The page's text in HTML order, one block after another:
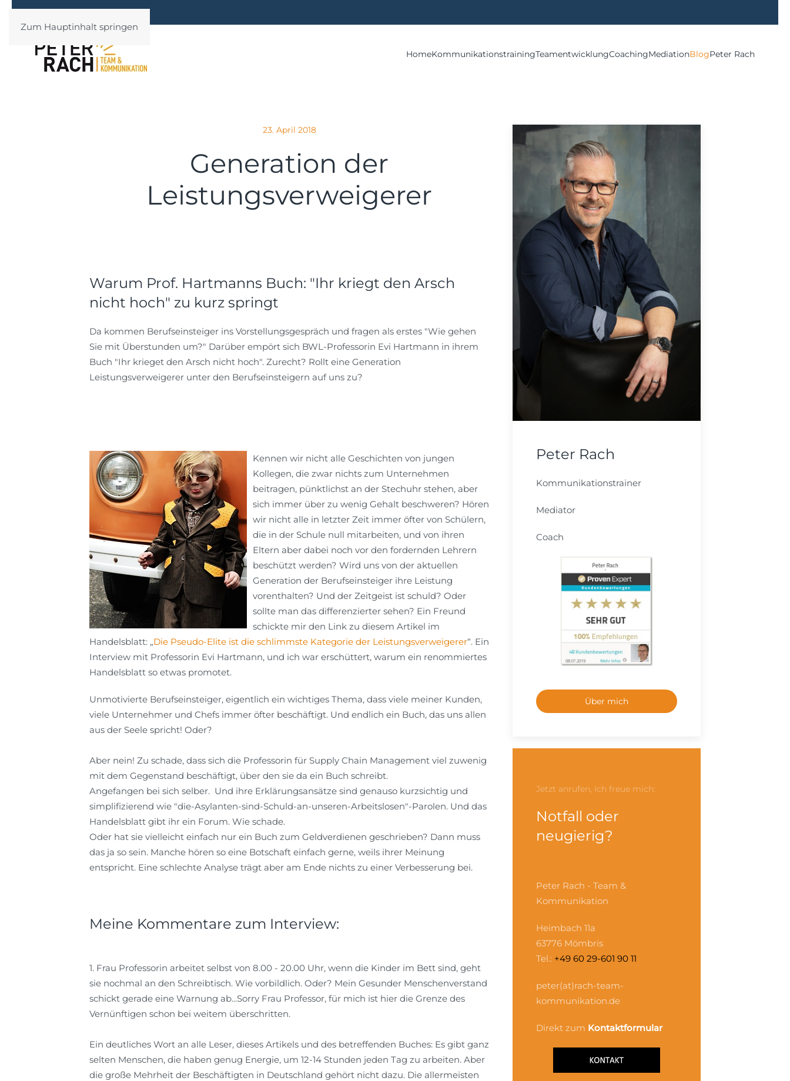
Zum Hauptinhalt springen
HomeKommunikationstrainingTeamentwicklungCoachingMediationBlogPeter Rach
23. April 2018
Generation der
Leistungsverweigerer
Warum Prof. Hartmanns Buch: "Ihr kriegt den Arsch
nicht hoch" zu kurz springt
Da kommen Berufseinsteiger ins Vorstellungsgespräch und fragen als erstes "Wie gehen
Sie mit Überstunden um?" Darüber empört sich BWL-Professorin Evi Hartmann in ihrem
Buch "Ihr krieget den Arsch nicht hoch". Zurecht? Rollt eine Generation
Leistungsverweigerer unter den Berufseinsteigern auf uns zu?
Kennen wir nicht alle Geschichten von jungen
Kollegen, die zwar nichts zum Unternehmen
beitragen, pünktlichst an der Stechuhr stehen, aber
sich immer über zu wenig Gehalt beschweren? Hören
wir nicht alle in letzter Zeit immer öfter von Schülern,
die in der Schule null mitarbeiten, und von ihren
Eltern aber dabei noch vor den fordernden Lehrern
beschützt werden? Wird uns von der aktuellen
Generation der Berufseinsteiger ihre Leistung
vorenthalten? Und der Zeitgeist ist schuld? Oder
sollte man das differenzierter sehen? Ein Freund
schickte mir den Link zu diesem Artikel im
Handelsblatt: „Die Pseudo-Elite ist die schlimmste Kategorie der Leistungsverweigerer“. Ein
Interview mit Professorin Evi Hartmann, und ich war erschüttert, warum ein renommiertes
Handelsblatt so etwas promotet.
Unmotivierte Berufseinsteiger, eigentlich ein wichtiges Thema, dass viele meiner Kunden,
viele Unternehmer und Chefs immer öfter beschäftigt. Und endlich ein Buch, das uns allen
aus der Seele spricht! Oder?
Aber nein! Zu schade, dass sich die Professorin für Supply Chain Management viel zuwenig
mit dem Gegenstand beschäftigt, über den sie da ein Buch schreibt.
Angefangen bei sich selber. Und ihre Erklärungsansätze sind genauso kurzsichtig und
simplifizierend wie "die-Asylanten-sind-Schuld-an-unseren-Arbeitslosen"-Parolen. Und das
Handelsblatt gibt ihr ein Forum. Wie schade.
Oder hat sie vielleicht einfach nur ein Buch zum Geldverdienen geschrieben? Dann muss
das ja so sein. Manche hören so eine Botschaft einfach gerne, weils ihrer Meinung
entspricht. Eine schlechte Analyse trägt aber am Ende nichts zu einer Verbesserung bei.
Meine Kommentare zum Interview:
1. Frau Professorin arbeitet selbst von 8.00 - 20.00 Uhr, wenn die Kinder im Bett sind, geht
sie nochmal an den Schreibtisch. Wie vorbildlich. Oder? Mein Gesunder Menschenverstand
schickt gerade eine Warnung ab...Sorry Frau Professor, für mich ist hier die Grenze des
Vernünftigen schon bei weitem überschritten.
Ein deutliches Wort an alle Leser, dieses Artikels und des betreffenden Buches: Es gibt ganz
selten Menschen, die haben genug Energie, um 12-14 Stunden jeden Tag zu arbeiten. Aber
die große Mehrheit der Beschäftigten in Deutschland gehört nicht dazu. Die allermeisten
Peter Rach
Kommunikationstrainer
Mediator
Coach
Über mich
Jetzt anrufen, Ich freue mich:
Notfall oder
neugierig?
Peter Rach - Team &
Kommunikation
Heimbach 11a
63776 Mömbris
Tel.: +49 60 29-601 90 11
peter(at)rach-team-
kommunikation.de
Direkt zum Kontaktformular